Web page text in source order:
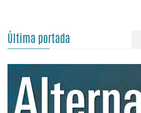
Última portada